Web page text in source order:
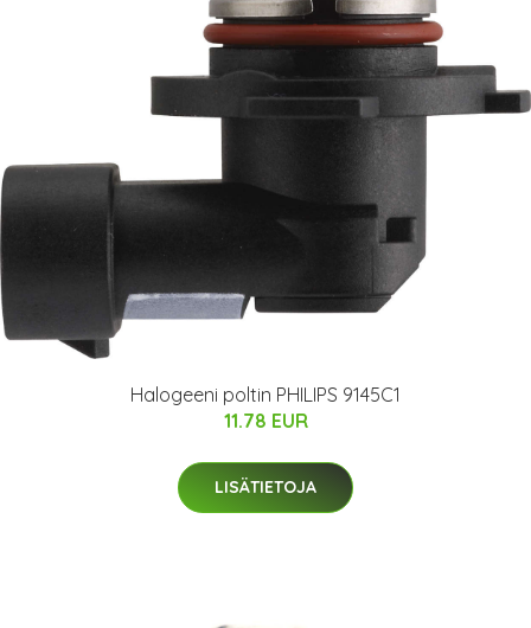
Halogeeni poltin PHILIPS 9145C1
11.78 EUR
LISÄTIETOJA